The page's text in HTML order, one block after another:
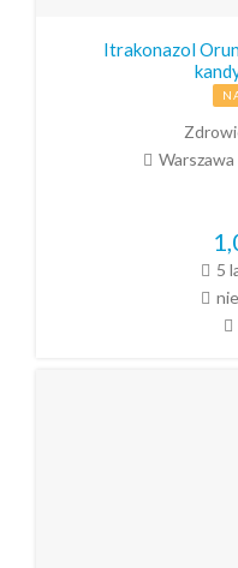
Itrakonazol
Warszawa
5